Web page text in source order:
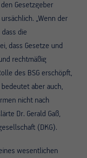
Gesetzgeber
„Wenn der
die
dass Gesetze und
rechtmäßig
des BSG erschöpft,
aber auch,
nicht nach
Dr. Gerald Gaß,
(DKG).
wesentlichen